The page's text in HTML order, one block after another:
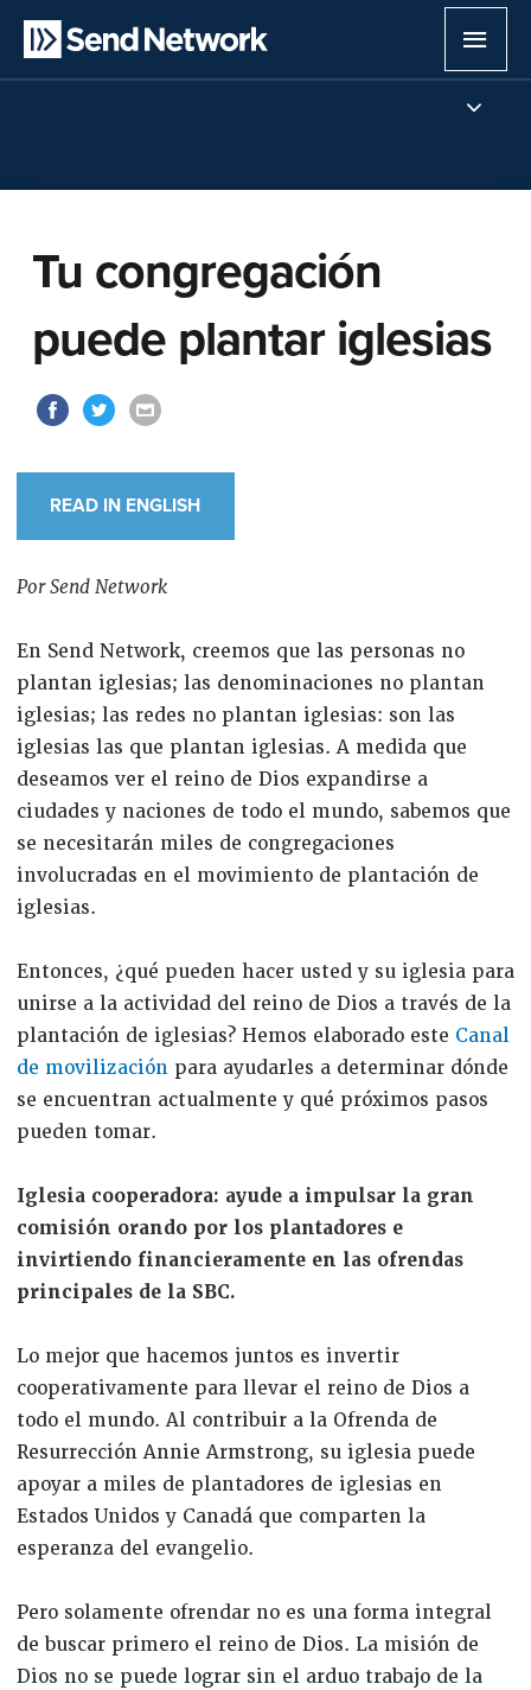
contenido
Tu congregación
puede plantar iglesias
READ IN ENGLISH
Por Send Network
En Send Network, creemos que las personas no
plantan iglesias; las denominaciones no plantan
iglesias; las redes no plantan iglesias: son las
iglesias las que plantan iglesias. A medida que
deseamos ver el reino de Dios expandirse a
ciudades y naciones de todo el mundo, sabemos que
se necesitarán miles de congregaciones
involucradas en el movimiento de plantación de
iglesias.
Entonces, ¿qué pueden hacer usted y su iglesia para
unirse a la actividad del reino de Dios a través de la
plantación de iglesias? Hemos elaborado este Canal
de movilizaciónpara ayudarles a determinar dónde
se encuentran actualmente y qué próximos pasos
pueden tomar.
Iglesia cooperadora: ayude a impulsar la gran
comisión orando por los plantadores e
invirtiendo financieramente en las ofrendas
principales de la SBC.
Lo mejor que hacemos juntos es invertir
cooperativamente para llevar el reino de Dios a
todo el mundo. Al contribuir a la Ofrenda de
Resurrección Annie Armstrong, su iglesia puede
apoyar a miles de plantadores de iglesias en
Estados Unidos y Canadá que comparten la
esperanza del evangelio.
Pero solamente ofrendar no es una forma integral
de buscar primero el reino de Dios. La misión de
Dios no se puede lograr sin el arduo trabajo de la